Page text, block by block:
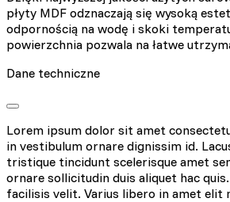
płyty MDF odznaczają się wysoką
odpornością na wodę i skoki
powierzchnia pozwala na łatwe
Dane techniczne
Lorem ipsum dolor sit amet
in vestibulum ornare dignissim id.
tristique tincidunt scelerisque amet
ornare sollicitudin duis aliquet hac
facilisis velit. Varius libero in amet elit